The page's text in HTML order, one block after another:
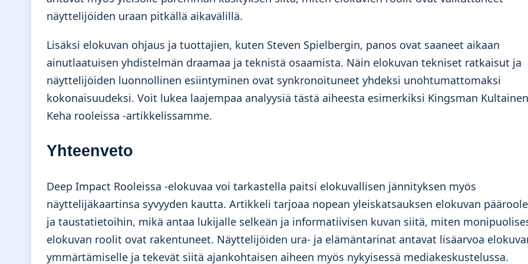
näyttelijöiden uraan pitkällä aikavälillä.
Lisäksi elokuvan ohjaus ja tuottajien, kuten Steven Spielbergin, panos ovat saaneet aikaan
ainutlaatuisen yhdistelmän draamaa ja teknistä osaamista. Näin elokuvan tekniset ratkaisut ja
näyttelijöiden luonnollinen esiintyminen ovat synkronoituneet yhdeksi unohtumattomaksi
kokonaisuudeksi. Voit lukea laajempaa analyysiä tästä aiheesta esimerkiksi Kingsman Kultainen
Keha rooleissa -artikkelissamme.
Yhteenveto
Deep Impact Rooleissa -elokuvaa voi tarkastella paitsi elokuvallisen jännityksen myös
näyttelijäkaartinsa syvyyden kautta. Artikkeli tarjoaa nopean yleiskatsauksen elokuvan
ja taustatietoihin, mikä antaa lukijalle selkeän ja informatiivisen kuvan siitä, miten
elokuvan roolit ovat rakentuneet. Näyttelijöiden ura- ja elämäntarinat antavat lisäarvoa
ymmärtämiselle ja tekevät siitä ajankohtaisen aiheen myös nykyisessä mediakeskustelussa.